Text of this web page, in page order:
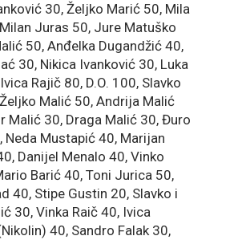
30, Željko Marić 50, Mila
Juras 50, Jure Matuško
50, Anđelka Dugandžić 40,
30, Nikica Ivanković 30, Luka
Rajič 80, D.O. 100, Slavko
Malić 50, Andrija Malić
Malić 30, Draga Malić 30, Đuro
Neda Mustapić 40, Marijan
Danijel Menalo 40, Vinko
Barić 40, Toni Jurica 50,
40, Stipe Gustin 20, Slavko i
30, Vinka Raič 40, Ivica
40, Sandro Falak 30,